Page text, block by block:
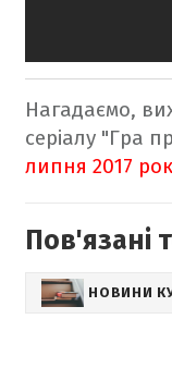
Нагадаємо,
серіалу "Гра
липня 2017
Пов'язані
НОВИНИ